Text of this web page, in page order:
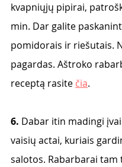
kvapniųjų pipirai,
min. Dar galite
pomidorais ir riešutais.
pagardas. Aštroko
receptą rasite čia.
6. Dabar itin madingi
vaisių actai, kuriais
salotos. Rabarbarai tam